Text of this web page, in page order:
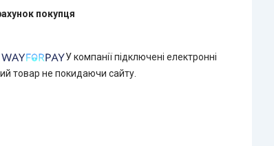
покупця
У компанії підключені електронні
товар не покидаючи сайту.